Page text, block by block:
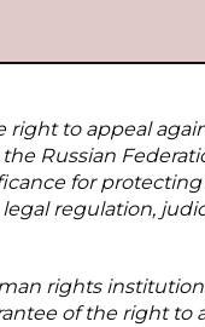
right to appeal
Russian
for
regulation,
rights
of the right to